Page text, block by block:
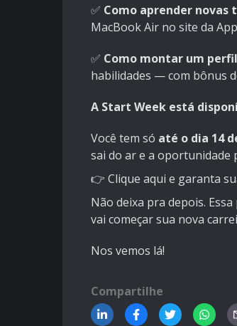
✅ Como aprender
MacBook Air no site da
✅ Como montar um
habilidades — com bônus
A Start Week está
Você tem só até o dia 14
sai do ar e a oportunidade
👉 Clique aqui e garanta
Não deixa pra depois.
vai começar sua nova
Nos vemos lá!
Compartilhe